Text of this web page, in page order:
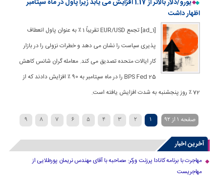
یورو/دلار بالاتر از 1.17 افزایش می یابد زیرا پاول در ماه سپتامبر
اظهار داشت
[ad_1] تجمع EUR/USD تقریباً 1 ٪ به عنوان پاول انعطاف
پذیری سیاست را نشان می دهد و خطرات نزولی را در بازار
کار ایالات متحده تصدیق می کند. معامله گران شانس کاهش
25 BPS Fed را در ماه سپتامبر به 90 ٪ افزایش دادند که از
72 ٪ روز پنجشنبه به شدت افزایش یافته است.
صفحه 1 از 92 1
2
3
4
5
6
7
8
9
10
›
20
30
40
...
» آخرین اخبار
مهاجرت با برنامه کانادا پرزنت ورکر: مصاحبه با آقای مهندس نریمان پورطلایی از
مهاجریست